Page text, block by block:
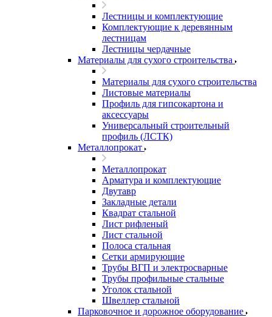
Лестницы и комплектующие
Комплектующие к деревянным
лестницам
Лестницы чердачные
Материалы для сухого строительства
Материалы для сухого строительства
Листовые материалы
Профиль для гипсокартона и
аксессуары
Универсальный строительный
профиль (ЛСТК)
Металлопрокат
Металлопрокат
Арматура и комплектующие
Двутавр
Закладные детали
Квадрат стальной
Лист рифленый
Лист стальной
Полоса стальная
Сетки армирующие
Трубы ВГП и электросварные
Трубы профильные стальные
Уголок стальной
Швеллер стальной
Парковочное и дорожное оборудование